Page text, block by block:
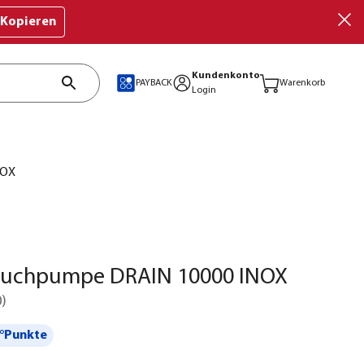
Kopieren
PAYBACK
Kundenkonto
Login
Warenkorb
DRAIN 10000 INOX
)